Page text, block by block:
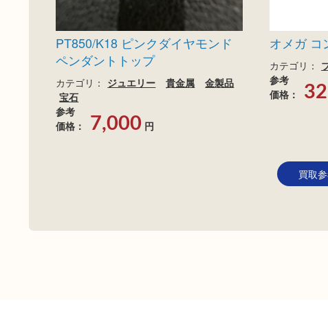
PT850/K18 ピンクダイヤモンド
ペンダントトップ
カテゴリ： ジュエリー 貴金属
金製品
宝石
参考
価格：
7,000 円
オメガ コ
カテゴリ：
参考
価格：
買取